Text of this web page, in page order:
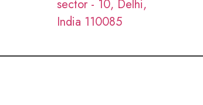
sector - 10, Delhi,
India 110085